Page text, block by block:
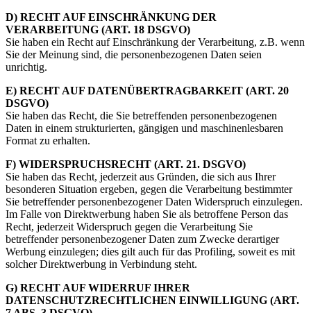
D) RECHT AUF EINSCHRÄNKUNG DER
VERARBEITUNG (ART. 18 DSGVO)
Sie haben ein Recht auf Einschränkung der Verarbeitung, z.B. wenn
Sie der Meinung sind, die personenbezogenen Daten seien
unrichtig.
E) RECHT AUF DATENÜBERTRAGBARKEIT (ART. 20
DSGVO)
Sie haben das Recht, die Sie betreffenden personenbezogenen
Daten in einem strukturierten, gängigen und maschinenlesbaren
Format zu erhalten.
F) WIDERSPRUCHSRECHT (ART. 21. DSGVO)
Sie haben das Recht, jederzeit aus Gründen, die sich aus Ihrer
besonderen Situation ergeben, gegen die Verarbeitung bestimmter
Sie betreffender personenbezogener Daten Widerspruch einzulegen.
Im Falle von Direktwerbung haben Sie als betroffene Person das
Recht, jederzeit Widerspruch gegen die Verarbeitung Sie
betreffender personenbezogener Daten zum Zwecke derartiger
Werbung einzulegen; dies gilt auch für das Profiling, soweit es mit
solcher Direktwerbung in Verbindung steht.
G) RECHT AUF WIDERRUF IHRER
DATENSCHUTZRECHTLICHEN EINWILLIGUNG (ART.